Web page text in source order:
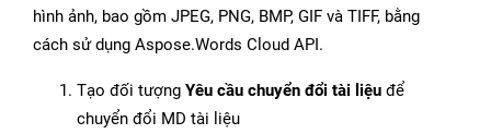
hình ảnh, bao gồm JPEG, PNG, BMP, GIF và TIFF, bằng
cách sử dụng Aspose.Words Cloud API.
Tạo đối tượng Yêu cầu chuyển đổi tài liệu để
chuyển đổi MD tài liệu